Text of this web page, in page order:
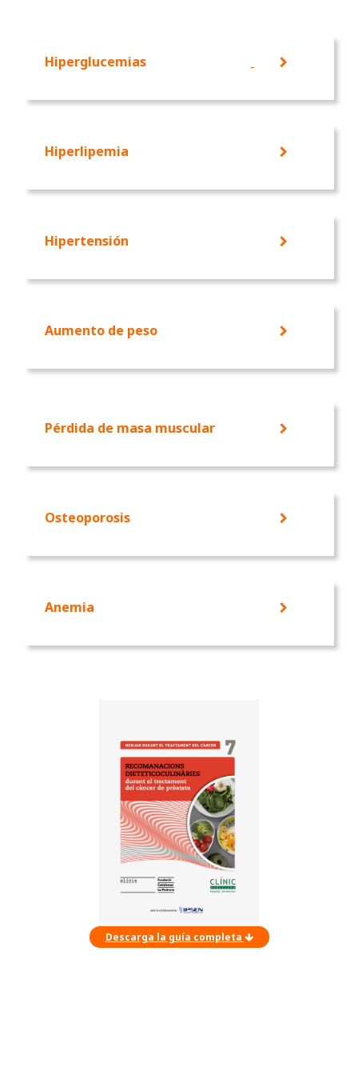
Hiperglucemias
Hiperlipemia
Hipertensión
Aumento de peso
Pérdida de masa muscular
Osteoporosis
Anemia
Descarga la guía completa